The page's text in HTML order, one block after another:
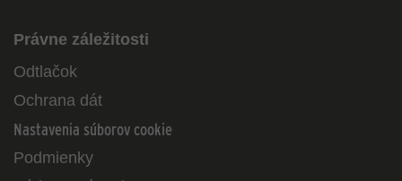
Právne záležitosti
Odtlačok
Ochrana dát
Nastavenia súborov cookie
Podmienky